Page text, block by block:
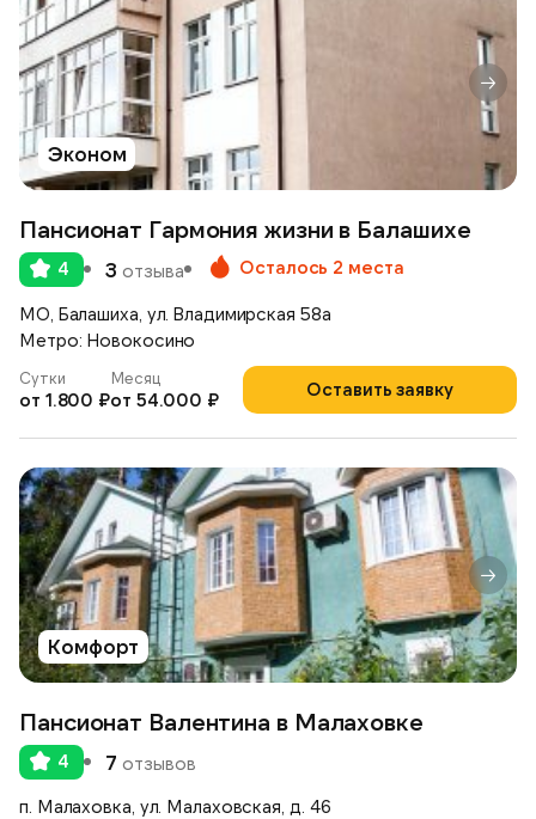
Эконом
Пансионат Гармония жизни в Балашихе
4 3 отзыва Осталось 2 места
МО, Балашиха, ул. Владимирская 58а
Метро: Новокосино
Оставить заявку
Сутки
от 1.800 ₽
Месяц
от 54.000 ₽
Комфорт
Пансионат Валентина в Малаховке
4 7 отзывов
п. Малаховка, ул. Малаховская, д. 46